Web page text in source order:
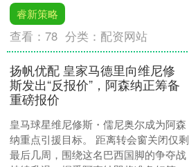
睿新策略
查看：78 分类： 配资网站
扬帆优配 皇家马德里向维尼修
斯发出“反报价”，阿森纳正筹备
重磅报价
皇马球星维尼修斯・儒尼奥尔成为阿森
纳重点引援目标。 距离转会窗关闭仅剩
最后几周，围绕这名巴西国脚的争夺战